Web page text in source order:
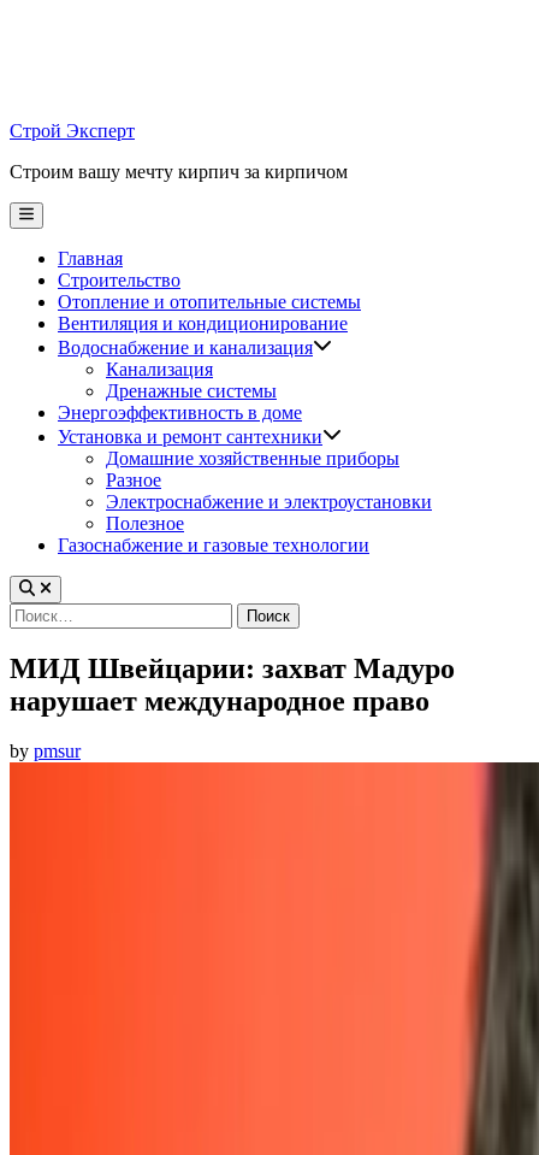
Строй Эксперт
Строим вашу мечту кирпич за кирпичом
Main
Menu
Главная
Строительство
Отопление и отопительные системы
Вентиляция и кондиционирование
Водоснабжение и канализация
Канализация
Дренажные системы
Энергоэффективность в доме
Установка и ремонт сантехники
Домашние хозяйственные приборы
Разное
Электроснабжение и электроустановки
Полезное
Газоснабжение и газовые технологии
Найти:
МИД Швейцарии: захват Мадуро
нарушает международное право
by pmsur